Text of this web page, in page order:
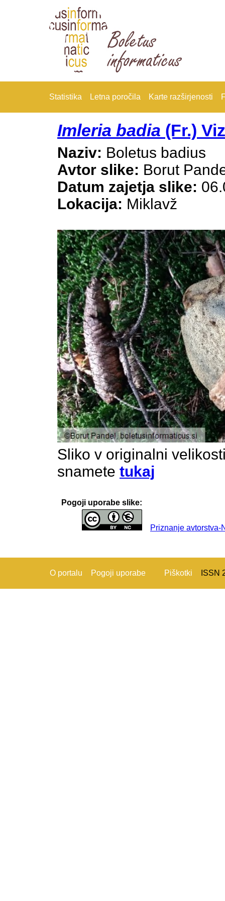
Statistika Letna poročila Karte razširjenosti
Imleria badia (Fr.)
Naziv: Boletus badius
Avtor slike: Borut
Datum zajetja slike:
Lokacija: Miklavž
Sliko v originalni
snamete tukaj
Pogoji uporabe slike:
Priznanje avtorstva-
O portalu Pogoji uporabe Piškotki ISSN